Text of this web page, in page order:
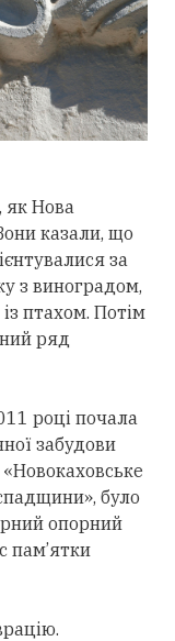
як Нова
казали, що
за
з виноградом,
птахом. Потім
ряд
році почала
забудови
«Новокаховське
було
опорний
пам’ятки